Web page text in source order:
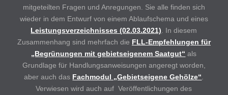
mitgeteilten Fragen und Anregungen. Sie alle finden sich
wieder in dem Entwurf von einem Ablaufschema und eines
Leistungsverzeichnisses (02.03.2021) . In diesem
Zusammenhang sind mehrfach die FLL-Empfehlungen für
„Begrünungen mit gebietseigenem Saatgut“ als
Grundlage für Handlungsanweisungen angeregt worden,
aber auch das Fachmodul „Gebietseigene Gehölze“
Verwiesen wird auch auf Veröffentlichungen des